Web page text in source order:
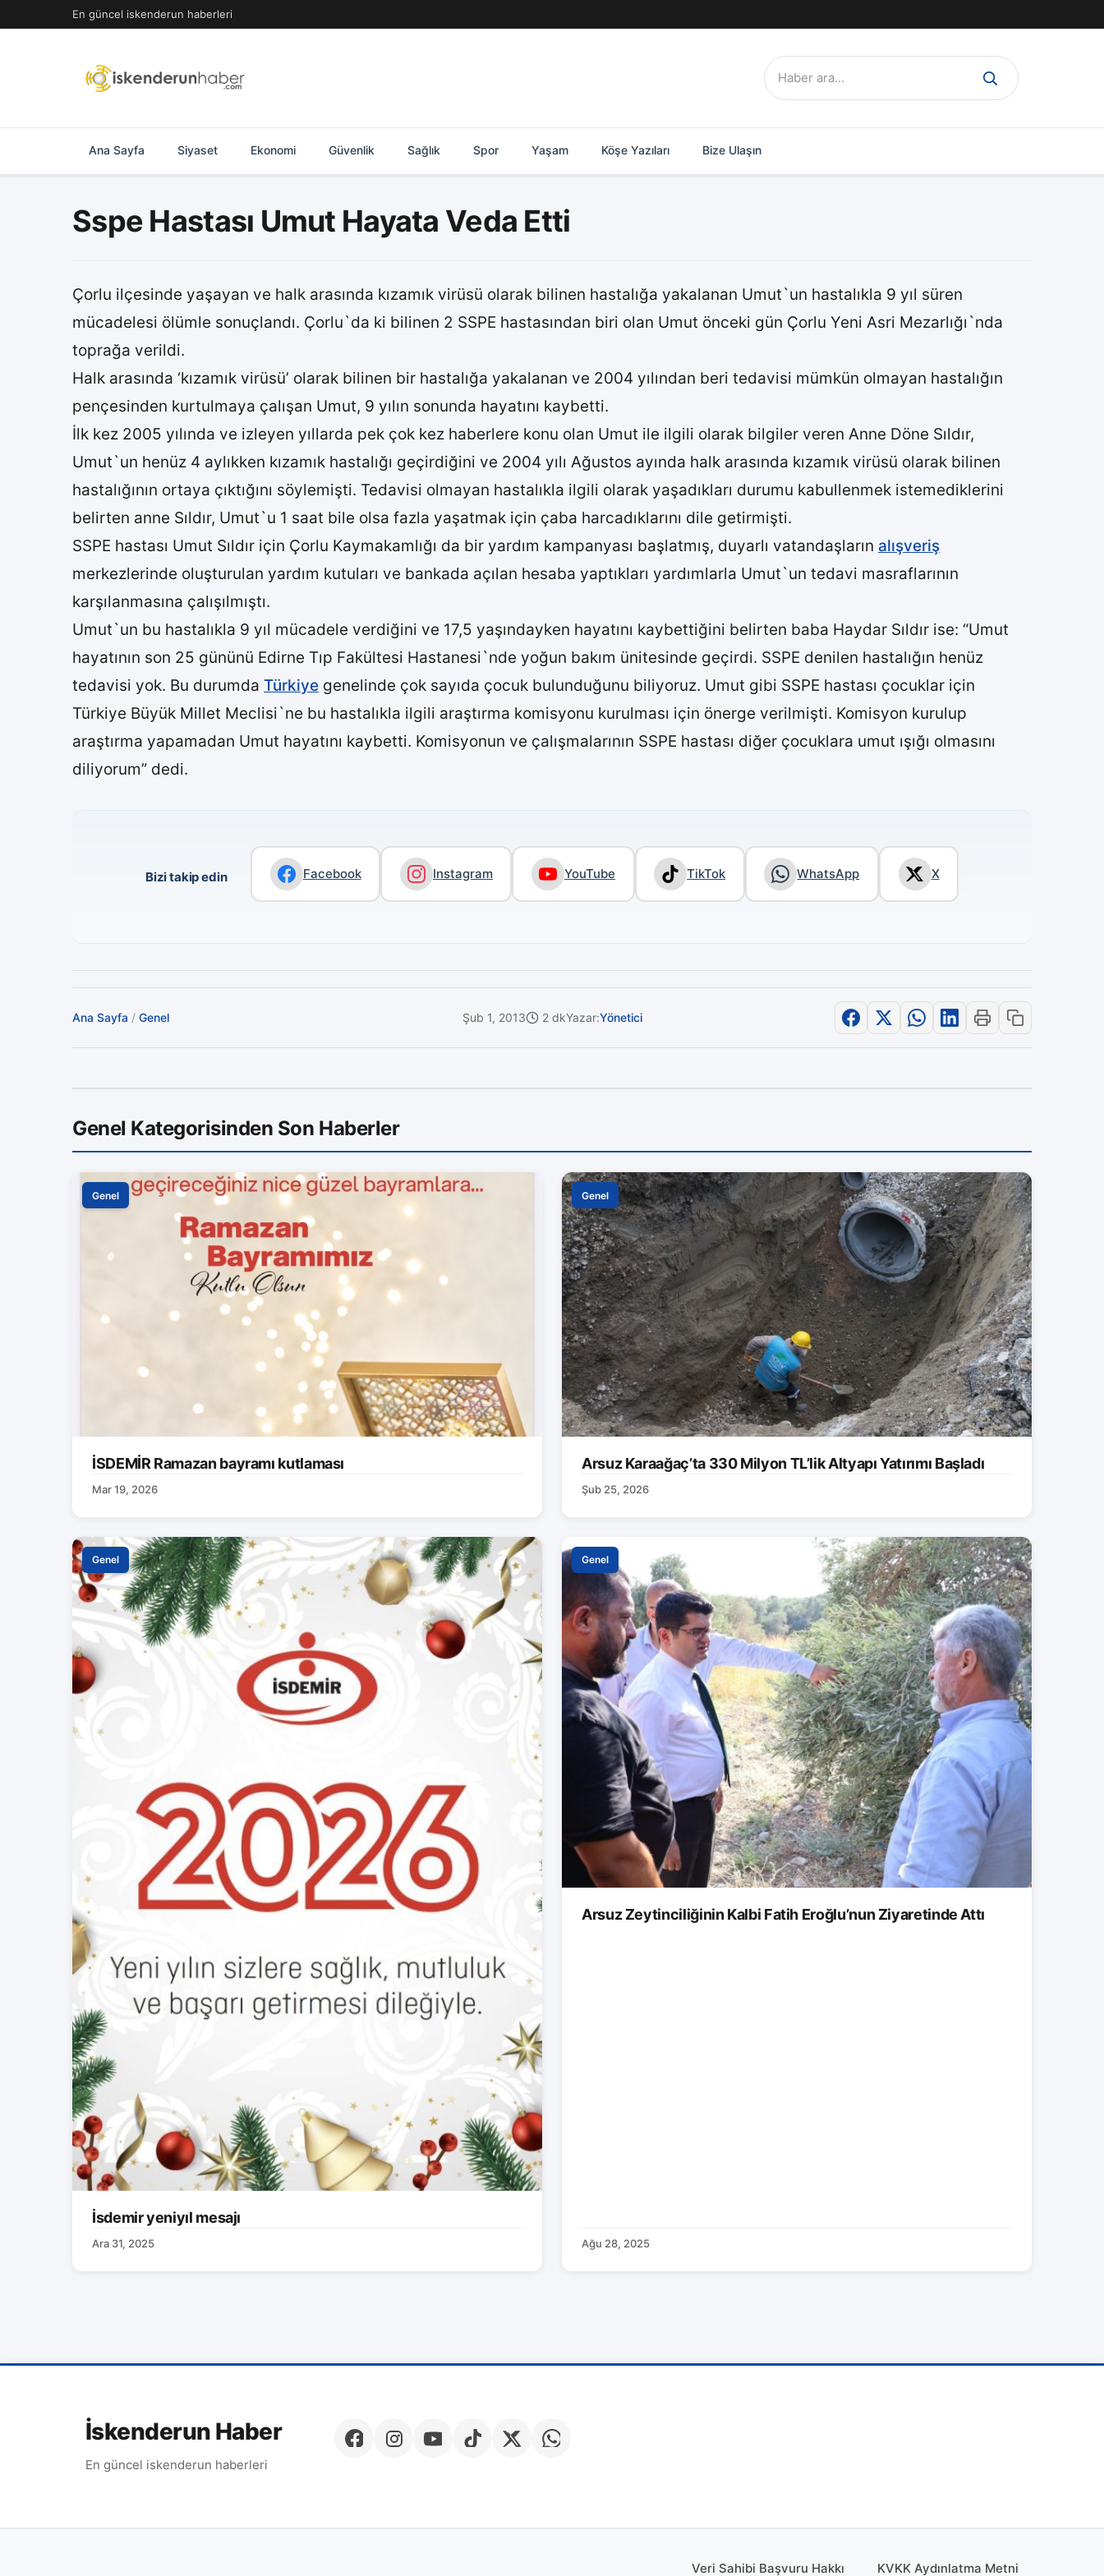
geç
En güncel iskenderun haberleri
Ara:
Ana Sayfa Siyaset Ekonomi Güvenlik Sağlık Spor Yaşam Köşe Yazıları Bize Ulaşın
Sspe Hastası Umut Hayata Veda Etti
Çorlu ilçesinde yaşayan ve halk arasında kızamık virüsü olarak bilinen hastalığa yakalanan Umut`un hastalıkla 9 yıl süren
mücadelesi ölümle sonuçlandı. Çorlu`da ki bilinen 2 SSPE hastasından biri olan Umut önceki gün Çorlu Yeni Asri Mezarlığı`nda
toprağa verildi.
Halk arasında ‘kızamık virüsü’ olarak bilinen bir hastalığa yakalanan ve 2004 yılından beri tedavisi mümkün olmayan hastalığın
pençesinden kurtulmaya çalışan Umut, 9 yılın sonunda hayatını kaybetti.
İlk kez 2005 yılında ve izleyen yıllarda pek çok kez haberlere konu olan Umut ile ilgili olarak bilgiler veren Anne Döne Sıldır,
Umut`un henüz 4 aylıkken kızamık hastalığı geçirdiğini ve 2004 yılı Ağustos ayında halk arasında kızamık virüsü olarak bilinen
hastalığının ortaya çıktığını söylemişti. Tedavisi olmayan hastalıkla ilgili olarak yaşadıkları durumu kabullenmek istemediklerini
belirten anne Sıldır, Umut`u 1 saat bile olsa fazla yaşatmak için çaba harcadıklarını dile getirmişti.
SSPE hastası Umut Sıldır için Çorlu Kaymakamlığı da bir yardım kampanyası başlatmış, duyarlı vatandaşların alışveriş
merkezlerinde oluşturulan yardım kutuları ve bankada açılan hesaba yaptıkları yardımlarla Umut`un tedavi masraflarının
karşılanmasına çalışılmıştı.
Umut`un bu hastalıkla 9 yıl mücadele verdiğini ve 17,5 yaşındayken hayatını kaybettiğini belirten baba Haydar Sıldır ise: “Umut
hayatının son 25 gününü Edirne Tıp Fakültesi Hastanesi`nde yoğun bakım ünitesinde geçirdi. SSPE denilen hastalığın henüz
tedavisi yok. Bu durumda Türkiye genelinde çok sayıda çocuk bulunduğunu biliyoruz. Umut gibi SSPE hastası çocuklar için
Türkiye Büyük Millet Meclisi`ne bu hastalıkla ilgili araştırma komisyonu kurulması için önerge verilmişti. Komisyon kurulup
araştırma yapamadan Umut hayatını kaybetti. Komisyonun ve çalışmalarının SSPE hastası diğer çocuklara umut ışığı olmasını
diliyorum” dedi.
Bizi takip edin Facebook Instagram YouTube TikTok WhatsApp X
Ana Sayfa / Genel Şub 1, 2013 2 dkYazar:Yönetici
Genel Kategorisinden Son Haberler
Genel
İSDEMİR Ramazan bayramı kutlaması
Mar 19, 2026
Genel
Arsuz Karaağaç’ta 330 Milyon TL’lik Altyapı Yatırımı Başladı
Şub 25, 2026
Genel
İsdemir yeniyıl mesajı
Ara 31, 2025
Genel
Arsuz Zeytinciliğinin Kalbi Fatih Eroğlu’nun Ziyaretinde Attı
Ağu 28, 2025
İskenderun Haber
En güncel iskenderun haberleri
Veri Sahibi Başvuru Hakkı KVKK Aydınlatma Metni